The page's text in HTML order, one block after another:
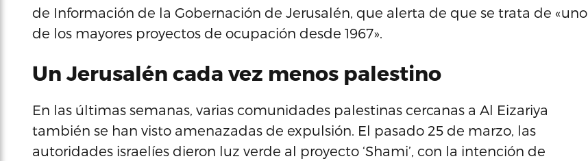
de Información de la Gobernación de Jerusalén, que alerta de que se trata de «uno
de los mayores proyectos de ocupación desde 1967».
Un Jerusalén cada vez menos palestino
En las últimas semanas, varias comunidades palestinas cercanas a Al Eizariya
también se han visto amenazadas de expulsión. El pasado 25 de marzo, las
autoridades israelíes dieron luz verde al proyecto ‘Shami’, con la intención de